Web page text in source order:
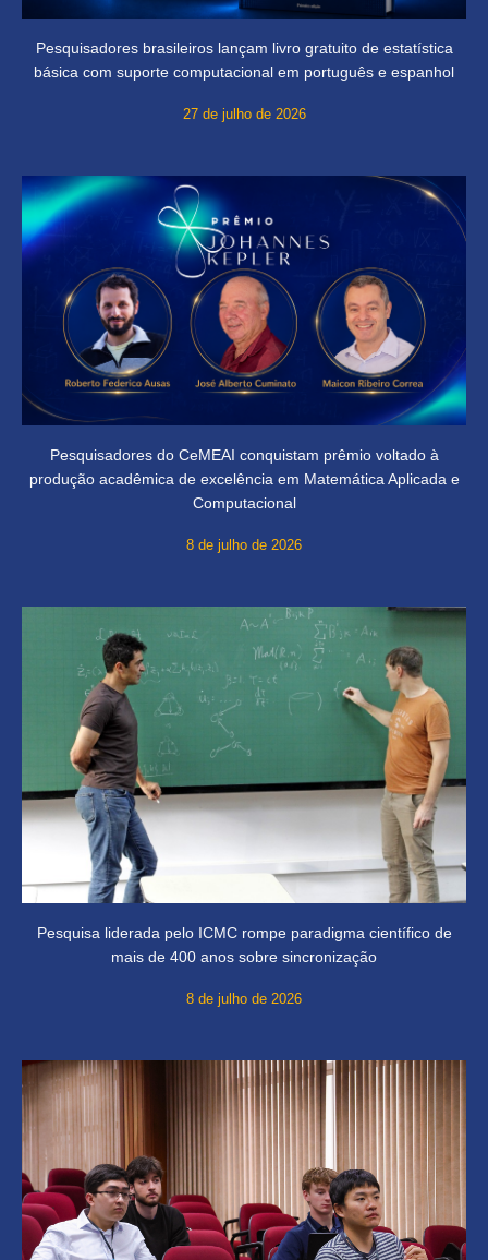
Pesquisadores brasileiros lançam livro gratuito de estatística
básica com suporte computacional em português e espanhol
27 de julho de 2026
Pesquisadores do CeMEAI conquistam prêmio voltado à
produção acadêmica de excelência em Matemática Aplicada e
Computacional
8 de julho de 2026
Pesquisa liderada pelo ICMC rompe paradigma científico de
mais de 400 anos sobre sincronização
8 de julho de 2026